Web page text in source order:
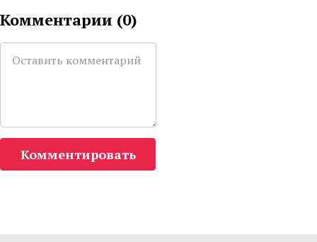
Комментарии (0)
Комментировать